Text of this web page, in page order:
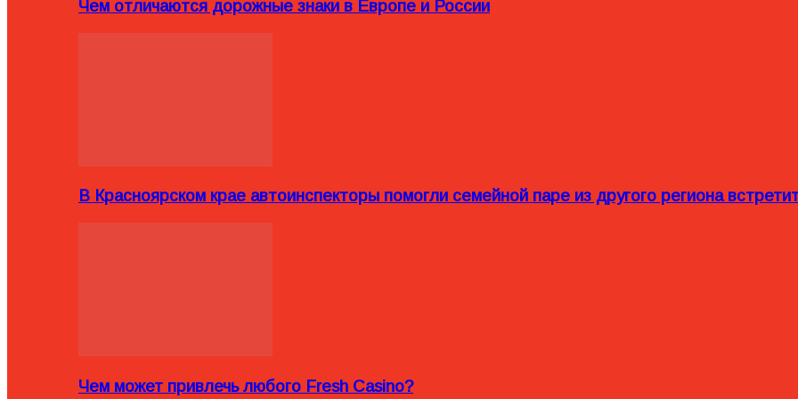
Чем отличаются дорожные знаки в Европе и России
В Красноярском крае автоинспекторы помогли семейной паре из другого региона
Чем может привлечь любого Fresh Casino?